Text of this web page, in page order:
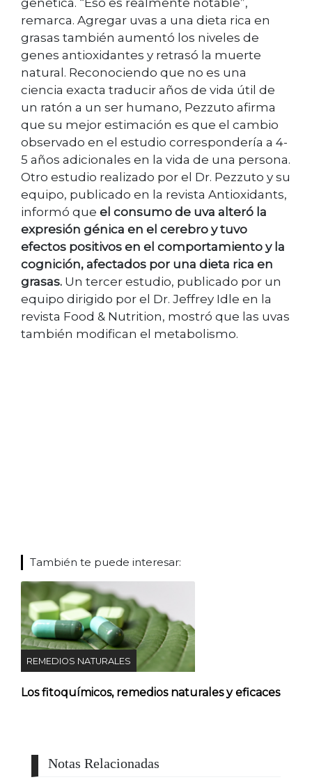
remarca. Agregar uvas a una dieta rica en
grasas también aumentó los niveles de
genes antioxidantes y retrasó la muerte
natural. Reconociendo que no es una
ciencia exacta traducir años de vida útil de
un ratón a un ser humano, Pezzuto afirma
que su mejor estimación es que el cambio
observado en el estudio correspondería a 4-
5 años adicionales en la vida de una persona.
Otro estudio realizado por el Dr. Pezzuto y su
equipo, publicado en la revista Antioxidants,
informó que el consumo de uva alteró la
expresión génica en el cerebro y tuvo
efectos positivos en el comportamiento y la
cognición, afectados por una dieta rica en
grasas. Un tercer estudio, publicado por un
equipo dirigido por el Dr. Jeffrey Idle en la
revista Food & Nutrition, mostró que las uvas
también modifican el metabolismo.
También te puede interesar:
REMEDIOS NATURALES
Los fitoquímicos, remedios naturales y eficaces
Notas Relacionadas